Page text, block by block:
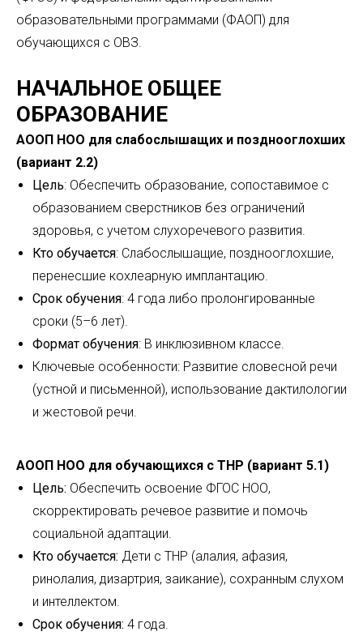
образовательными программами (ФАОП) для
обучающихся с ОВЗ.
НАЧАЛЬНОЕ ОБЩЕЕ
ОБРАЗОВАНИЕ
АООП НОО для слабослышащих и позднооглохших
(вариант 2.2)
Цель: Обеспечить образование, сопоставимое с
образованием сверстников без ограничений
здоровья, с учетом слухоречевого развития.
Кто обучается: Слабослышащие, позднооглохшие,
перенесшие кохлеарную имплантацию.
Срок обучения: 4 года либо пролонгированные
сроки (5–6 лет).
Формат обучения: В инклюзивном классе.
Ключевые особенности: Развитие словесной речи
(устной и письменной), использование дактилологии
и жестовой речи.
АООП НОО для обучающихся с ТНР (вариант 5.1)
Цель: Обеспечить освоение ФГОС НОО,
скорректировать речевое развитие и помочь
социальной адаптации.
Кто обучается: Дети с ТНР (алалия, афазия,
ринолалия, дизартрия, заикание), сохранным слухом
и интеллектом.
Срок обучения: 4 года.